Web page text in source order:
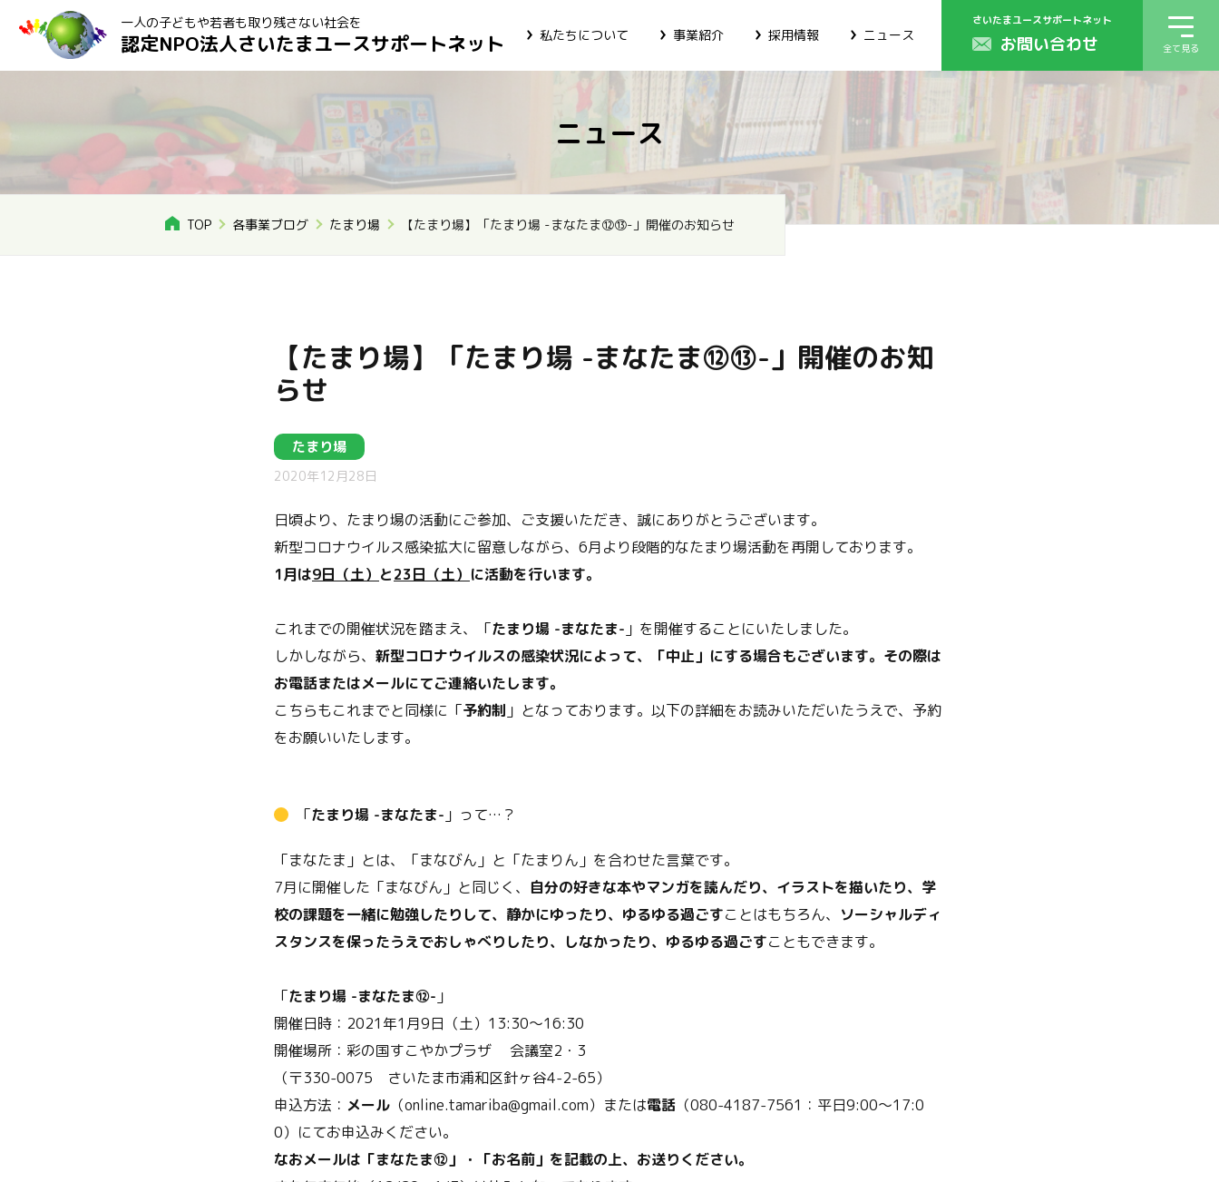
一人の子どもや若者も取り残さない社会を
認定NPO法人さいたまユースサポートネット 私たちについて 事業紹介 採用情報 ニュース
さいたまユースサポートネット
お問い合わせ 全て見る
ニュース
TOP 各事業ブログ たまり場 【たまり場】「たまり場 -まなたま⑫⑬-」開催のお知らせ
【たまり場】「たまり場 -まなたま⑫⑬-」開催のお知
らせ
たまり場
2020年12月28日
日頃より、たまり場の活動にご参加、ご支援いただき、誠にありがとうございます。
新型コロナウイルス感染拡大に留意しながら、6月より段階的なたまり場活動を再開しております。
1月は9日（土） と23日（土） に活動を行います。
これまでの開催状況を踏まえ、「たまり場 -まなたま- 」を開催することにいたしました。
しかしながら、 新型コロナウイルスの感染状況によって、「中止」にする場合もございます。その際は
お電話またはメールにてご連絡いたします。
こちらもこれまでと同様に「予約制 」となっております。以下の詳細をお読みいただいたうえで、予約
をお願いいたします。
「たまり場 -まなたま- 」って…？
「まなたま」とは、「まなびん」と「たまりん」を合わせた言葉です。
7月に開催した「まなびん」と同じく、 自分の好きな本やマンガを読んだり、イラストを描いたり、学
校の課題を一緒に勉強したりして、静かにゆったり、ゆるゆる過ごすことはもちろん、 ソーシャルディ
スタンスを保ったうえでおしゃべりしたり、しなかったり、ゆるゆる過ごすこともできます。
「たまり場 -まなたま⑫- 」
開催日時：2021年1月9日（土）13:30～16:30
開催場所：彩の国すこやかプラザ 会議室2・3
（〒330-0075 さいたま市浦和区針ヶ谷4-2-65）
申込方法： メール （online.tamariba@gmail.com）または電話 （080-4187-7561：平日9:00～17:0
0）にてお申込みください。
なおメールは「まなたま⑫」・「お名前」を記載の上、お送りください。